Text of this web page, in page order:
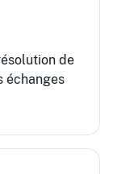
de
échanges